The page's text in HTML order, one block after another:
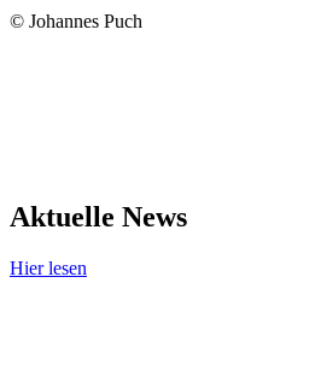
© Johannes Puch
Aktuelle News
Hier lesen